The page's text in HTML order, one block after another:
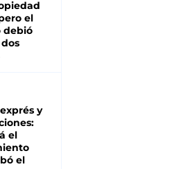
el
debió
y
el
el